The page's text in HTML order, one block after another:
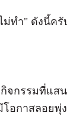
ม่ทำ" ดังนี้ครั
จกรรมที่แส
อกาสลอยพุ่